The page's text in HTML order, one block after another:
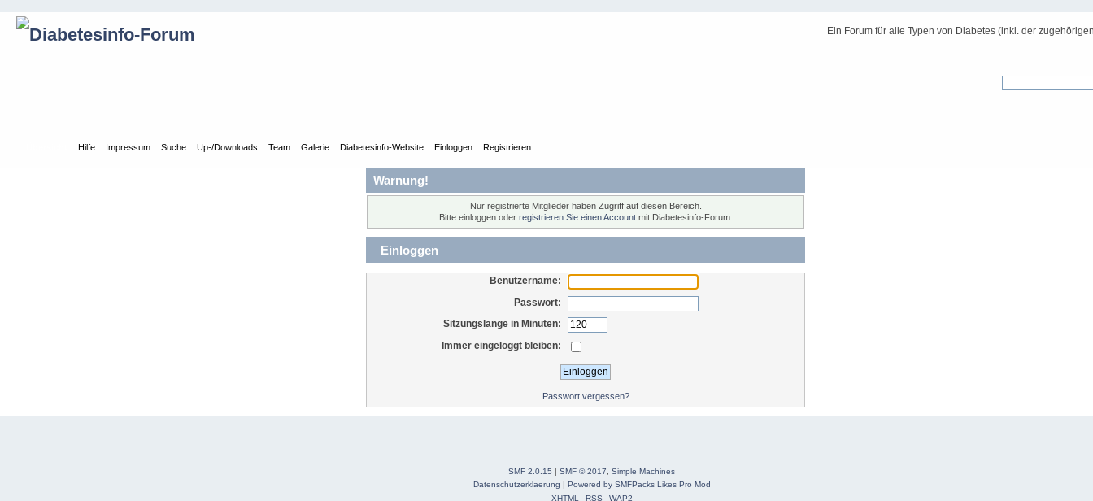
Ein Forum für alle Typen von Diabetes (inkl. der
Hilfe Impressum Suche Up-/Downloads Team Galerie Diabetesinfo-Website Einloggen Registrieren
Warnung!
Nur registrierte Mitglieder haben Zugriff auf diesen Bereich.
Bitte einloggen oder registrieren Sie einen Accountmit Diabetesinfo-Forum.
Einloggen
Benutzername:
Passwort:
Sitzungslänge in Minuten:
Immer eingeloggt bleiben:
Passwort vergessen?
SMF 2.0.15 | SMF © 2017
Simple Machines
Datenschutzerklaerung | Powered by SMFPacks Likes Pro Mod
XHTML
RSS
WAP2